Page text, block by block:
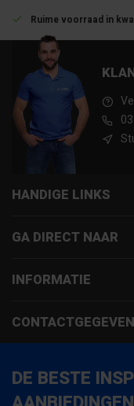
Ruime voorraad in
HANDIGE LINKS
GA DIRECT NAAR
INFORMATIE
DE BESTE